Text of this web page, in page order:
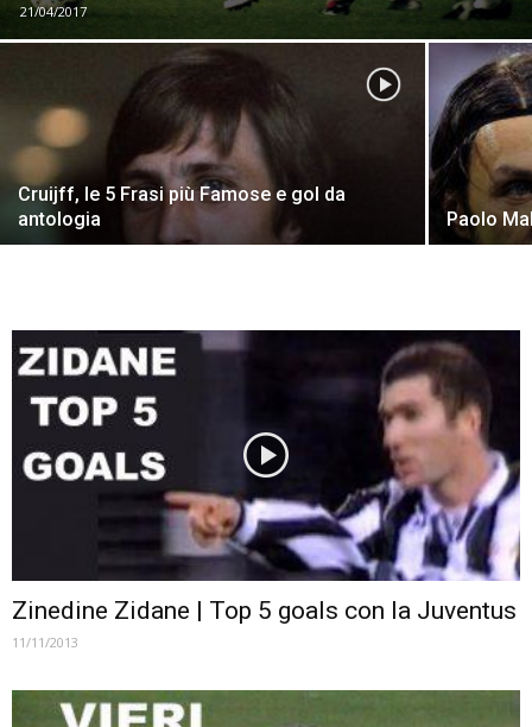
21/04/2017
Cruijff, le 5 Frasi più Famose e gol da
antologia
Paolo
Zinedine Zidane | Top 5 goals con la Juventus
11/11/2013